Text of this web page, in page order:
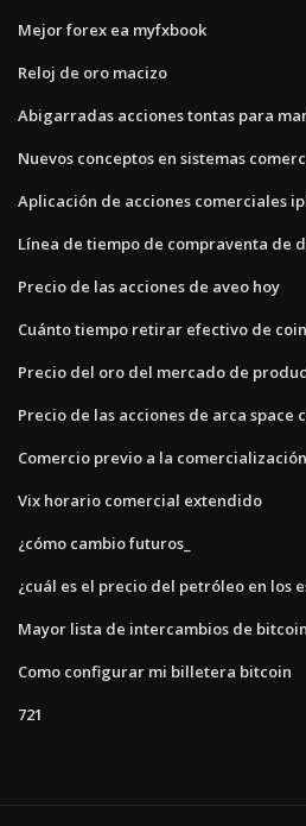
Mejor forex ea myfxbook
Reloj de oro macizo
Abigarradas acciones tontas para
Nuevos conceptos en sistemas
Aplicación de acciones comerciales
Línea de tiempo de compraventa de
Precio de las acciones de aveo hoy
Cuánto tiempo retirar efectivo de
Precio del oro del mercado de
Precio de las acciones de arca space
Comercio previo a la
Vix horario comercial extendido
¿cómo cambio futuros_
¿cuál es el precio del petróleo en los
Mayor lista de intercambios de
Como configurar mi billetera bitcoin
721